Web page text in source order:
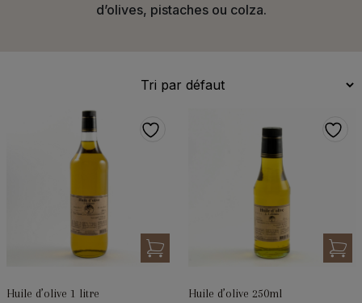
d’olives, pistaches ou colza.
Huile d’olive 1 litre
Huile d’olive 250ml